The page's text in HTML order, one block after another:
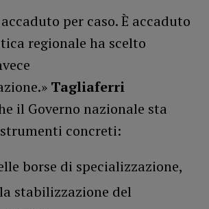
per caso. È accaduto
regionale ha scelto
Tagliaferri
il Governo nazionale sta
concreti:
borse di specializzazione,
stabilizzazione del